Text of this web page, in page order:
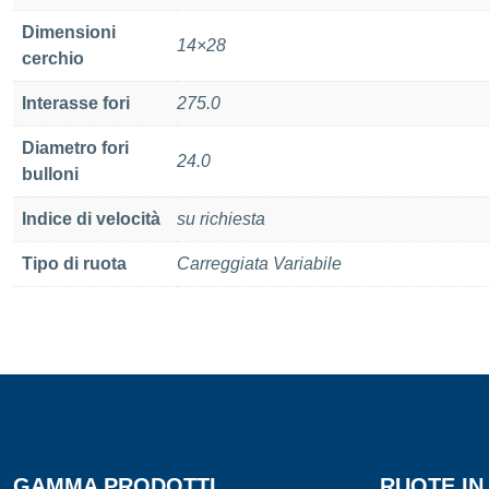
Dimensioni
cerchio
14×28
Interasse fori 275.0
Diametro fori
bulloni
24.0
Indice di velocità su richiesta
Tipo di ruota Carreggiata Variabile